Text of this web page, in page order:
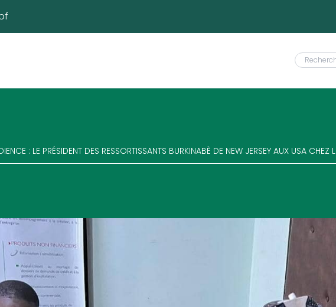
: LE PRÉSIDENT DES RESSORTISSANTS BURKINABÈ DE NEW JERSEY AUX USA CHEZ